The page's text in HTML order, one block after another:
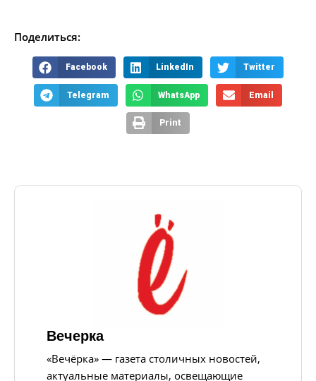
Поделиться:
Facebook LinkedIn Twitter
Telegram WhatsApp Email
Print
Вечерка
«Вечёрка» — газета столичных новостей,
актуальные материалы, освещающие